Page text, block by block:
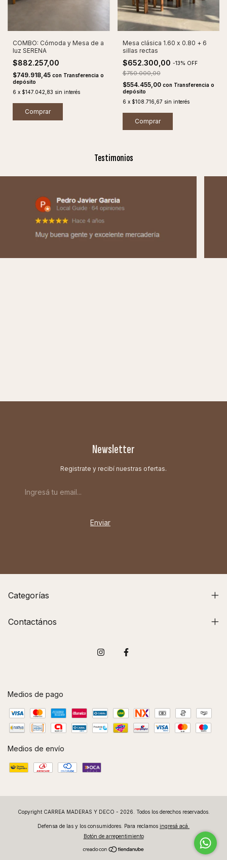
COMBO: Cómoda y Mesa de a
luz SERENA
$882.257,00
$749.918,45 con Transferencia o
depósito
6 x $147.042,83 sin interés
Comprar
Mesa clásica 1.60 x 0.80 + 6
sillas rectas
$652.300,00 -13% OFF
$750.000,00
$554.455,00 con Transferencia o
depósito
6 x $108.716,67 sin interés
Testimonios
Newsletter
Registrate y recibí nuestras ofertas.
Categorías
Contactános
Medios de pago
Medios de envío
Copyright CARREA MADERAS Y DECO - 2026. Todos los derechos reservados.
Defensa de las y los consumidores. Para reclamos ingresá acá.
Botón de arrepentimiento